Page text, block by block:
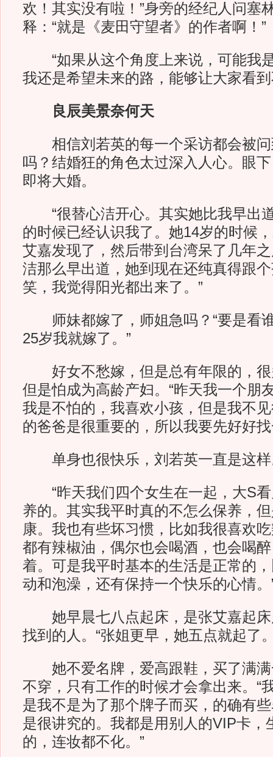
欢！其实没有啦！”身旁的经纪人问塞
释：“就是《麦田守望者》的作者啊！”
“如果从这个角度上来说，可能我
我还是希望未来的路，能够让大家看
良辰美景奈何天
相信刘若英的每一个采访都会被问
吗？结婚狂的角色太过深入人心。眼
即将大婚。
“很替心洁开心。其实她比我早出
的时候已经认识我了。她14岁的时候
艾嘉发现了，然后带到台湾呆了几年
洁那么早出道，她到现在还纯真得跟
笑，我觉得阳光都出来了。”
师妹都嫁了，师姐急吗？“要是看
25岁我就嫁了。”
好女不愁嫁，但是总有年限的，很
但是怕成为高龄产妇。“昨天我一个朋
我是不怕的，我喜欢小孩，但是我不
的爸爸是很重要的，所以我要先好好找
单身也很快乐，刘若英一直是这样
“昨天我们四个女生在一起，大S看
养的。其实我平时真的不怎么保养，
康。我也有些坏习惯，比如我很喜欢
都有辣椒油，偶尔也会喝酒，也会喝
着。可是我平时基本的生活是正常的
动和泡澡，还有保持一个快乐的心情。
她早晨七八点起床，是张艾嘉起床
找到的人。“张姐更早，她五点就起了
她不爱名牌，爱高跟鞋，买了满满
不穿，只有工作的时候才会拿出来。“
是我不是为了那个牌子而买，的确有
是很讲究的。我都是用别人的VIP卡，
的，连妆都不化。”